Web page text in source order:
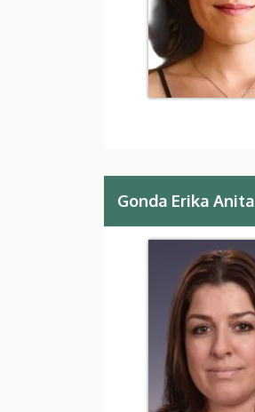
Gonda Erika Anita